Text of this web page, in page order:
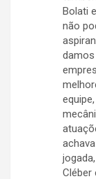
Bolati
não
Cléber